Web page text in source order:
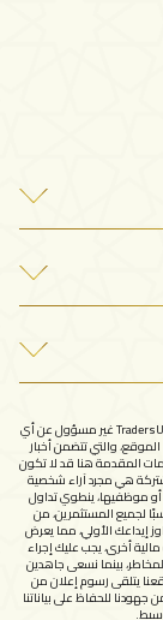
إخلاء المسؤولية على موقع TradersUp.com يرجى العلم أن موقع TradersUp.com غير مسؤول عن أي
والتي تتضمن أخبار
المقدمة هنا قد لا تكون
هي مجرد آراء شخصية
للمؤلفين ولا ينبغي أن ينظر إليها على أنها تأييد من قبل TradersUp.com أو موظفيها، ينطوي تداول
لجميع المستثمرين، من
إيداعك الأولي، مما يعرض
أخرى، يجب عليك إجراء
بينما نسعى جاهدين
يتلقى رسوم إعلان من
للحفاظ على بياناتنا